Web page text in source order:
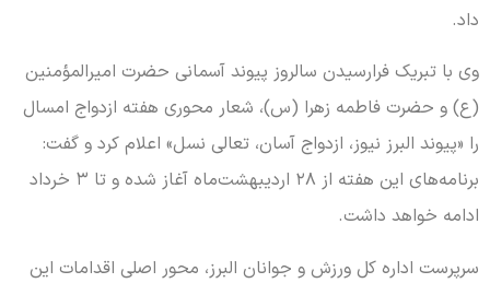
داد.
وی با تبریک فرارسیدن سالروز پیوند آسمانی حضرت امیرالمؤمنین
(ع) و حضرت فاطمه زهرا (س)، شعار محوری هفته ازدواج امسال
را «پیوند البرز نیوز، ازدواج آسان، تعالی نسل» اعلام کرد و گفت:
برنامه‌های این هفته از ۲۸ اردیبهشت‌ماه آغاز شده و تا ۳ خرداد
ادامه خواهد داشت.
سرپرست اداره کل ورزش و جوانان البرز، محور اصلی اقدامات این